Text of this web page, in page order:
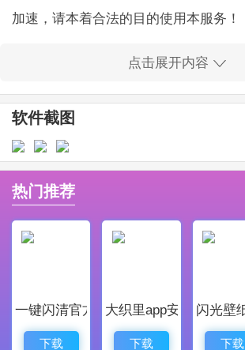
加速，请本着合法的目的使用本服务！
用户点评
被骗了，千万不要用！之前没看评论就
了。不知道这个要到哪里举报
骗子，交了钱用不了！
下载登录后要会员才能加速，想要免费
为什么没早看评论，也被骗了钱，试用
钱，这个根本用不了的？？
没看评论买会员根本不行也退不了款
点击展开内容
软件截图
热门推荐
一键闪清官方最新版
下载
大织里app安卓版
下载
闪光壁
下载